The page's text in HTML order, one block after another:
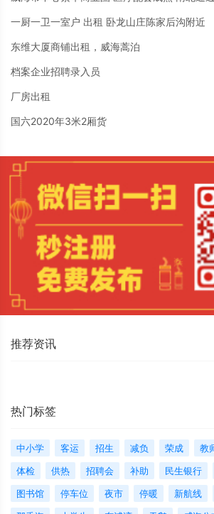
一厨一卫一室户 出租 卧龙山庄陈家后沟附近
东维大厦商铺出租，威海蒿泊
档案企业招聘录入员
厂房出租
国六2020年3米2厢货
推荐资讯
热门标签
中小学 客运 招生 减负 荣成 教
体检
供热 招聘会 补助 民生银行
图书馆
停车位 夜市 停暖 新航线